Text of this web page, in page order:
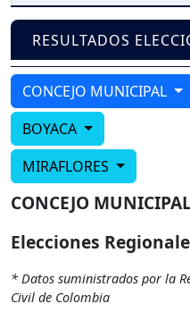
RESULTADOS
CONCEJO MUNICIPAL
BOYACA
MIRAFLORES
CONCEJO
Elecciones
* Datos suministrados por la
Civil de Colombia